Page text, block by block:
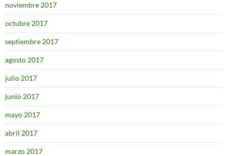
noviembre 2017
octubre 2017
septiembre 2017
agosto 2017
julio 2017
junio 2017
mayo 2017
abril 2017
marzo 2017